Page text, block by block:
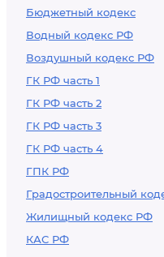
Бюджетный кодекс
Водный кодекс РФ
Воздушный кодекс РФ
ГК РФ часть 1
ГК РФ часть 2
ГК РФ часть 3
ГК РФ часть 4
ГПК РФ
Градостроительный
Жилищный кодекс РФ
КАС РФ